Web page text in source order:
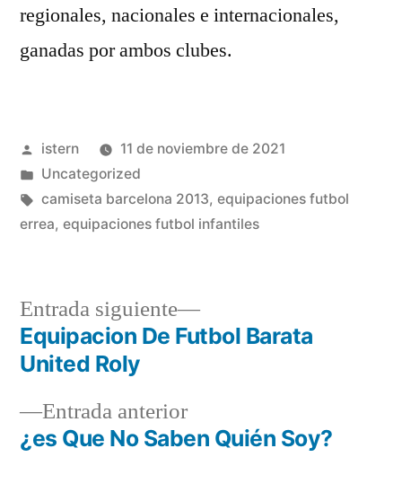
regionales, nacionales e internacionales,
ganadas por ambos clubes.
Publicado
por
istern
11 de noviembre de 2021
Publicado
en
Uncategorized
Etiquetas:
camiseta barcelona 2013, equipaciones futbol
errea, equipaciones futbol infantiles
Navegación
entradas
Entrada anteriorEntrada
anterior:
¿es Que No Saben Quién Soy?
Entrada siguiente
Entrada
siguiente:
Equipacion De Futbol Barata
United Roly